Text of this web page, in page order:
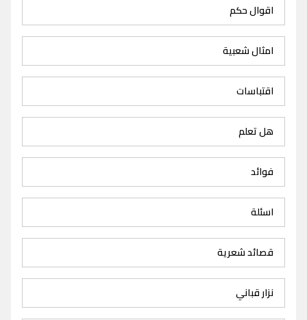
اقوال حكم
امثال شعبية
اقتباسات
هل تعلم
فوائد
اسئلة
قصائد شعرية
نزار قباني